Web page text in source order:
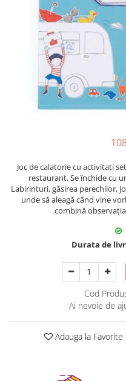
Joc de calatorie cu activitati
restaurant. Se închide cu
Labirinturi, găsirea perechilor,
unde să aleagă când vine
combină
Durata de
Cod
Ai nevoie de
Adauga la Favorite